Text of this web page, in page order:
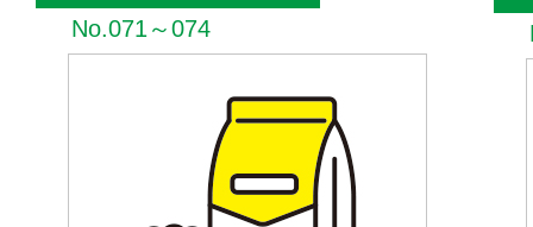
No.071～074